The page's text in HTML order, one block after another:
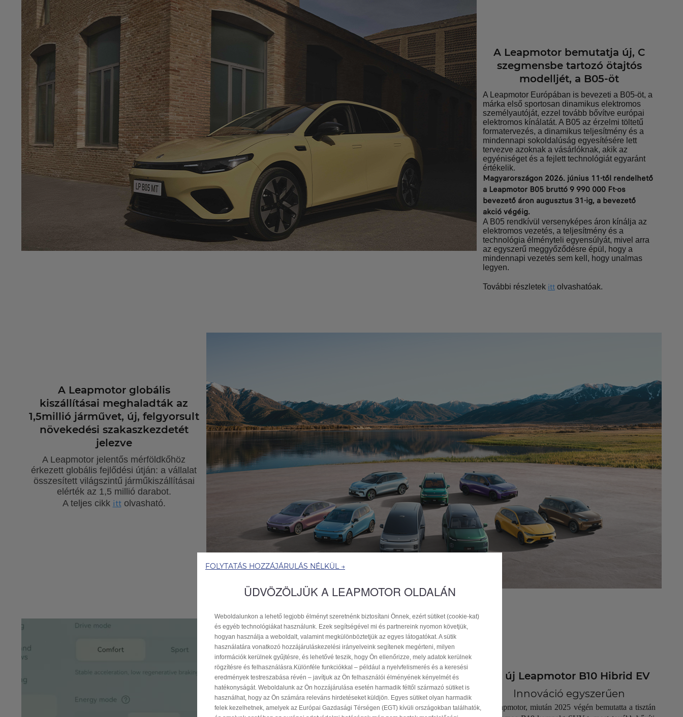
A Leapmotor bemutatja új, C
szegmensbe tartozó ötajtós
modelljét, a B05-öt
A Leapmotor Európában is bevezeti a B05-öt, a
márka első sportosan dinamikus elektromos
személyautóját, ezzel tovább bővítve európai
elektromos kínálatát. A B05 az érzelmi töltetű
formatervezés, a dinamikus teljesítmény és a
mindennapi sokoldalúság egyesítésére lett
tervezve azoknak a vásárlóknak, akik az
egyéniséget és a fejlett technológiát egyaránt
értékelik.
Magyarországon 2026. június 11-től rendelhető
a Leapmotor B05 bruttó 9 990 000 Ft-os
bevezető áron augusztus 31-ig, a bevezető
akció végéig.
A B05 rendkívül versenyképes áron kínálja az
elektromos vezetés, a teljesítmény és a
technológia élményteli egyensúlyát, mivel arra
az egyszerű meggyőződésre épül, hogy a
mindennapi vezetés sem kell, hogy unalmas
legyen.
További részletek itt olvashatóak.
A Leapmotor globális
kiszállításai meghaladták az
1,5millió járművet, új, felgyorsult
növekedési szakaszkezdetét
jelezve
A Leapmotor jelentős mérföldkőhöz
érkezett globális fejlődési útján: a vállalat
összesített világszintű járműkiszállításai
elérték az 1,5 millió darabot.
A teljes cikk ittolvasható.
Az új Leapmotor B10 Hibrid EV
Innováció egyszerűen
Leapmotor, miután 2025 végén bemutatta atisztán
FOLYTATÁS HOZZÁJÁRULÁS NÉLKÜL →
ÜDVÖZÖLJÜK A LEAPMOTOR OLDALÁN
Weboldalunkon a lehető legjobb élményt szeretnénk biztosítani Önnek, ezért sütiket (cookie-kat)
és egyéb technológiákat használunk. Ezek segítségével mi és partnereink nyomon követjük,
hogyan használja a weboldalt, valamint megkülönböztetjük az egyes látogatókat. A sütik
használatára vonatkozó hozzájáruláskezelési irányelveink segítenek megérteni, milyen
információk kerülnek gyűjtésre, és lehetővé teszik, hogy Ön ellenőrizze, mely adatok kerülnek
rögzítésre és felhasználásra.Különféle funkciókkal – például a nyelvfelismerés és a keresési
eredmények testreszabása révén – javítjuk az Ön felhasználói élményének kényelmét és
hatékonyságát. Weboldalunk az Ön hozzájárulása esetén harmadik féltől származó sütiket is
használhat, hogy az Ön számára releváns hirdetéseket küldjön. Egyes sütiket olyan harmadik
felek kezelhetnek, amelyek az Európai Gazdasági Térségen (EGT) kívüli országokban találhatók,